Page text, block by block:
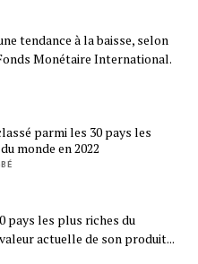
tendance à la baisse, selon
Monétaire International.
parmi les 30 pays les
monde en 2022
pays les plus riches du
actuelle de son produit...